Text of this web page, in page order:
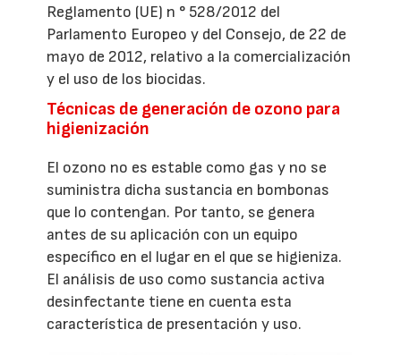
Reglamento (UE) n ° 528/2012 del
Parlamento Europeo y del Consejo, de 22 de
mayo de 2012, relativo a la comercialización
y el uso de los biocidas.
Técnicas de generación de ozono para
higienización
El ozono no es estable como gas y no se
suministra dicha sustancia en bombonas
que lo contengan. Por tanto, se genera
antes de su aplicación con un equipo
específico en el lugar en el que se higieniza.
El análisis de uso como sustancia activa
desinfectante tiene en cuenta esta
característica de presentación y uso.